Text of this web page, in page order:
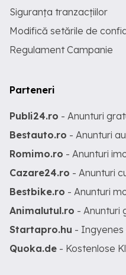
Siguranța tranzacțiilor
Modifică setările de
Regulament Campanie
Parteneri
Publi24.ro - Anunturi
Bestauto.ro - Anunturi
Romimo.ro - Anunturi
Cazare24.ro - Anunturi
Bestbike.ro - Anunturi
Animalutul.ro - Anunturi
Startapro.hu - Ingyenes
Quoka.de - Kostenlose